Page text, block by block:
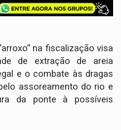
na fiscalização visa
de extração de areia
e o combate às dragas
assoreamento do rio e
da ponte à possíveis